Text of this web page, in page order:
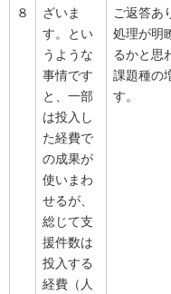
８
ざいま
す。とい
うような
事情です
と、一部
は投入し
た経費で
の成果が
使いまわ
せるが、
総じて支
援件数は
投入する
経費（人
ご返答あ
処理が明
るかと思
課題種の
す。